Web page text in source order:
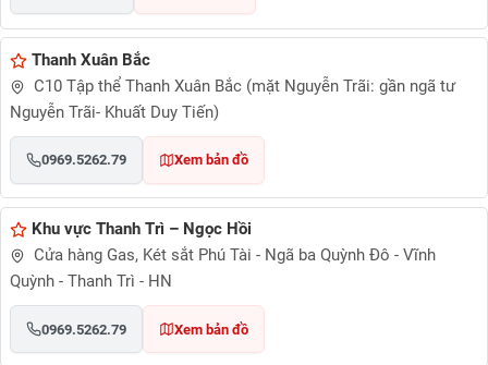
Thanh Xuân Bắc
C10 Tập thể Thanh Xuân Bắc (mặt Nguyễn Trãi: gần ngã tư
Nguyễn Trãi- Khuất Duy Tiến)
0969.5262.79 Xem bản đồ
Khu vực Thanh Trì – Ngọc Hồi
Cửa hàng Gas, Két sắt Phú Tài - Ngã ba Quỳnh Đô - Vĩnh
Quỳnh - Thanh Trì - HN
0969.5262.79 Xem bản đồ